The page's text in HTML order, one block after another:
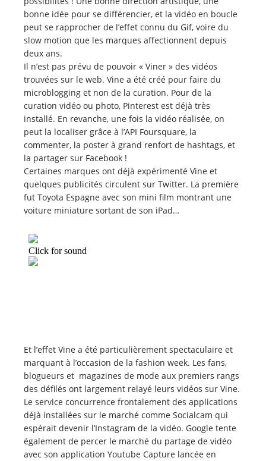
bonne idée pour se différencier, et la vidéo en boucle
peut se rapprocher de l’effet connu du Gif, voire du
slow motion que les marques affectionnent depuis
deux ans.
Il n’est pas prévu de pouvoir « Viner » des vidéos
trouvées sur le web. Vine a été créé pour faire du
microblogging et non de la curation. Pour de la
curation vidéo ou photo, Pinterest est déjà très
installé. En revanche, une fois la vidéo réalisée, on
peut la localiser grâce à l’API Foursquare, la
commenter, la poster à grand renfort de hashtags, et
la partager sur Facebook !
Certaines marques ont déjà expérimenté Vine et
quelques publicités circulent sur Twitter. La première
fut Toyota Espagne avec son mini film montrant une
voiture miniature sortant de son iPad…
Et l’effet Vine a été particulièrement spectaculaire et
marquant à l’occasion de la fashion week. Les fans,
blogueurs et magazines de mode aux premiers rangs
des défilés ont largement relayé leurs vidéos sur Vine.
Le service concurrence frontalement des applications
déjà installées sur le marché comme Socialcam qui
espérait devenir l’Instagram de la vidéo. Google tente
également de percer le marché du partage de vidéo
avec son application Youtube Capture lancée en